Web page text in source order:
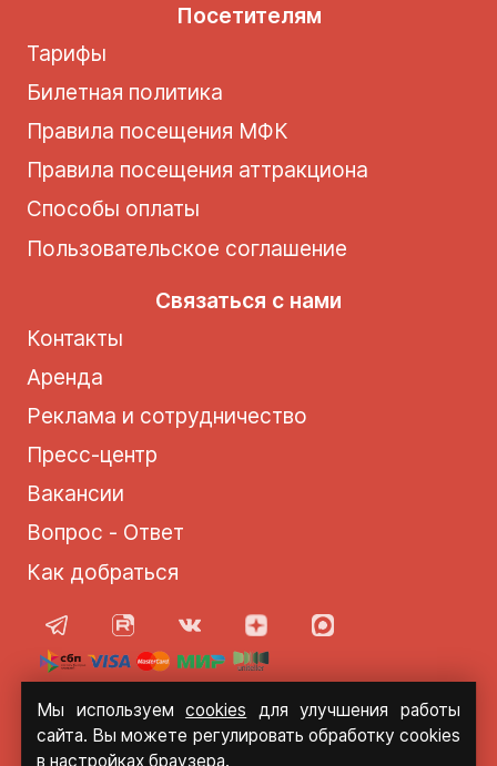
Посетителям
Тарифы
Билетная политика
Правила посещения МФК
Правила посещения аттракциона
Способы оплаты
Пользовательское соглашение
Связаться с нами
Контакты
Аренда
Реклама и сотрудничество
Пресс-центр
Вакансии
Вопрос - Ответ
Как добраться
© 2021 - 2026 Солнце Москвы
Мы используемcookies для улучшения работы
сайта. Вы можете регулировать обработку cookies
в настройках браузера.